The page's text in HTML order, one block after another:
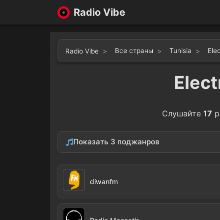
Radio Vibe
Radio Vibe Все страны Tunisia
Слушайте 17
Показать 3 поджанров
Hip-Hop
diwanfm